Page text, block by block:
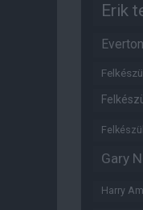
Erik
Everton
Gary
Harry